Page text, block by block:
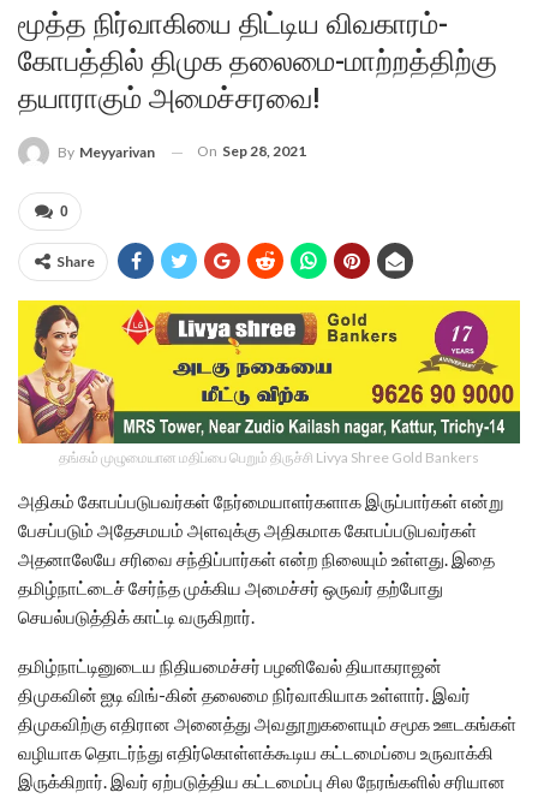
மூத்த நிர்வாகியை திட்டிய விவகாரம்-
கோபத்தில் திமுக தலைமை-மாற்றத்திற்கு
தயாராகும் அமைச்சரவை!
By Meyyarivan On Sep 28, 2021
0
Share
தங்கம் முழுமையான மதிப்பை பெறும் திருச்சி Livya Shree Gold Bankers
அதிகம் கோபப்படுபவர்கள் நேர்மையாளர்களாக இருப்பார்கள் என்று
பேசப்படும் அதேசமயம் அளவுக்கு அதிகமாக கோபப்படுபவர்கள்
அதனாலேயே சரிவை சந்திப்பார்கள் என்ற நிலையும் உள்ளது. இதை
தமிழ்நாட்டைச் சேர்ந்த முக்கிய அமைச்சர் ஒருவர் தற்போது
செயல்படுத்திக் காட்டி வருகிறார்.
தமிழ்நாட்டினுடைய நிதியமைச்சர் பழனிவேல் தியாகராஜன்
திமுகவின் ஐடி விங்-கின் தலைமை நிர்வாகியாக உள்ளார். இவர்
திமுகவிற்கு எதிரான அனைத்து அவதூறுகளையும் சமூக ஊடகங்கள்
வழியாக தொடர்ந்து எதிர்கொள்ளக்கூடிய கட்டமைப்பை உருவாக்கி
இருக்கிறார். இவர் ஏற்படுத்திய கட்டமைப்பு சில நேரங்களில் சரியான